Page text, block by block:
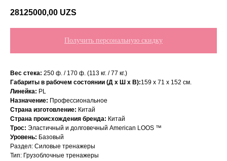
28125000,00 UZS
Получить персональную скидку
Вес стека: 250 ф. / 170 ф. (113 кг. / 77 кг.)
Габариты в рабочем состоянии (Д х Ш х В):159 x 71 x 152 см.
Линейка: PL
Назначение: Профессиональное
Страна изготовление: Китай
Страна происхождения бренда: Китай
Трос: Эластичный и долговечный American LOOS ™
Уровень: Базовый
Раздел: Силовые тренажеры
Тип: Грузоблочные тренажеры